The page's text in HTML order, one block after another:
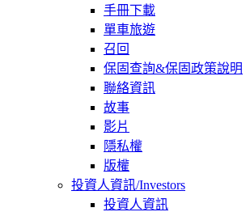
手冊下載
單車旅遊
召回
保固查詢&保固政策說明
聯絡資訊
故事
影片
隱私權
版權
投資人資訊/Investors
投資人資訊